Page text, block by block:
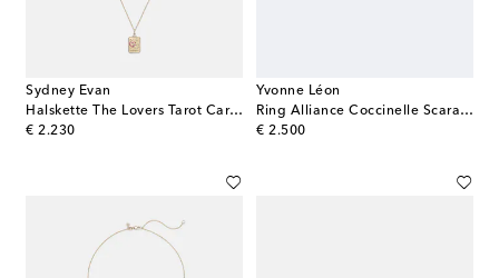
Sydney Evan
Halskette The Lovers Tarot Card aus 14kt Gelbgold mit Diamanten und Rubinen
€ 2.230
original price
Yvonne Léon
Ring Alliance Coccinelle Scarabée Mini aus 9kt Gelbgold mit Diamanten und Emaille
€ 2.500
original price